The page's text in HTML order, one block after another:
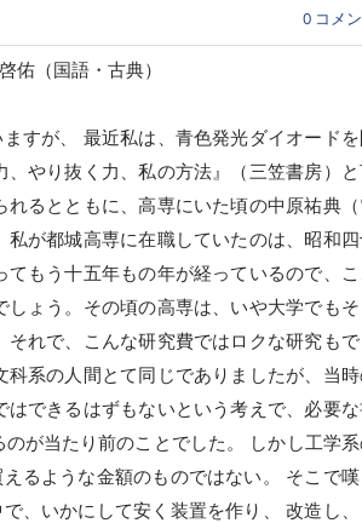
0 コメ
（国語・古典）
すが、 最近私は、青色発光ダイオード
やり抜く力、私の方法』（三笠書房）
るとともに、高専にいた頃の中原祐典
が都城高専に在職していたのは、昭和
もう十五年もの年が経っているので、こ
ょう。その頃の高専は、いや大学でもそ
れで、こんな研究費ではロクな研究もで
系の人間とて同じでありましたが、当
できるはずもないという考えで、必要
が当たり前のことでした。 しかし工学
るような金額のものではない。 そこで嘆
、いかにして安く装置を作り、 改造し、